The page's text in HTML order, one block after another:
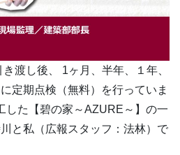
渡し後、 1ヶ月、半年、１年、
定期点検（無料）を行っていま
した【碧の家～AZURE～】の一
と私（広報スタッフ：法林）で